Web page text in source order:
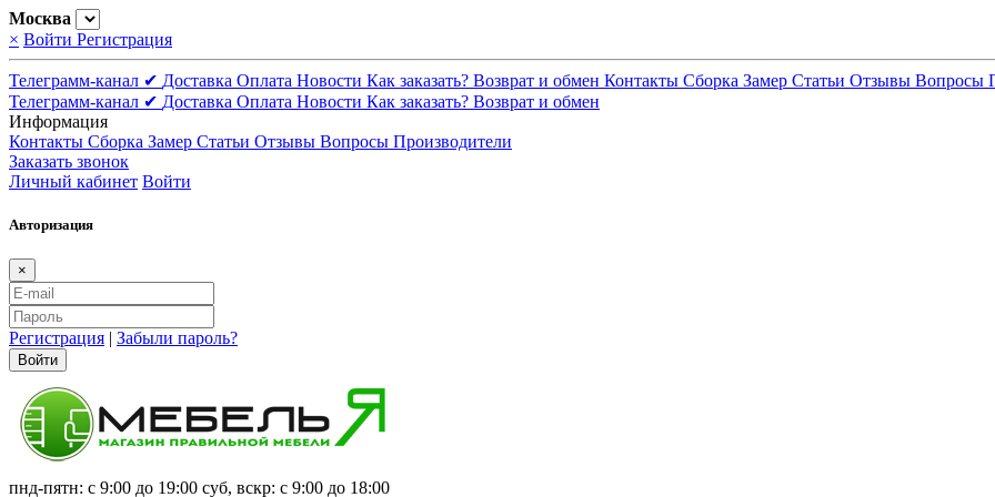
Москва
× Войти Регистрация
Телеграмм-канал ✔ Доставка Оплата Новости Как заказать? Возврат и обмен Контакты Сборка Замер Статьи Отзывы Вопросы
Телеграмм-канал ✔ Доставка Оплата Новости Как заказать? Возврат и обмен
Информация
Контакты Сборка Замер Статьи Отзывы Вопросы Производители
Заказать звонок
Личный кабинет Войти
Авторизация
×
Регистрация | Забыли пароль?
Войти
пнд-пятн: с 9:00 до 19:00 суб, вскр: с 9:00 до 18:00